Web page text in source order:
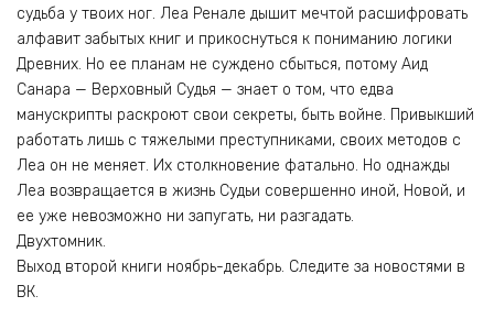
судьба у твоих ног. Леа Ренале дышит мечтой расшифровать
алфавит забытых книг и прикоснуться к пониманию логики
Древних. Но ее планам не суждено сбыться, потому Аид
Санара — Верховный Судья — знает о том, что едва
манускрипты раскроют свои секреты, быть войне. Привыкший
работать лишь с тяжелыми преступниками, своих методов с
Леа он не меняет. Их столкновение фатально. Но однажды
Леа возвращается в жизнь Судьи совершенно иной, Новой, и
ее уже невозможно ни запугать, ни разгадать.
Двухтомник.
Выход второй книги ноябрь-декабрь. Следите за новостями в
ВК.